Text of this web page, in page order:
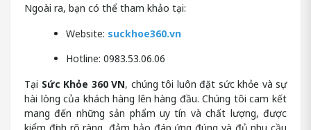
Ngoài ra, bạn có thể tham khảo tại:
Website: suckhoe360.vn
Hotline: 0983.53.06.06
Tại Sức Khỏe 360 VN, chúng tôi luôn đặt sức khỏe và sự
hài lòng của khách hàng lên hàng đầu. Chúng tôi cam kết
mang đến những sản phẩm uy tín và chất lượng, được